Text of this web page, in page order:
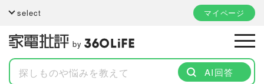
select マイページ
by
AI回答